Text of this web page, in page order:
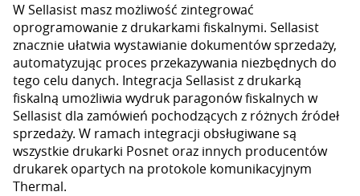
W Sellasist masz możliwość zintegrować
oprogramowanie z drukarkami fiskalnymi. Sellasist
znacznie ułatwia wystawianie dokumentów sprzedaży,
automatyzując proces przekazywania niezbędnych do
tego celu danych. Integracja Sellasist z drukarką
fiskalną umożliwia wydruk paragonów fiskalnych w
Sellasist dla zamówień pochodzących z różnych źródeł
sprzedaży. W ramach integracji obsługiwane są
wszystkie drukarki Posnet oraz innych producentów
drukarek opartych na protokole komunikacyjnym
Thermal.